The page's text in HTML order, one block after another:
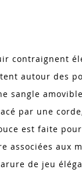
contraignent
autour des
sangle
par une
est faite
associées aux
de jeu